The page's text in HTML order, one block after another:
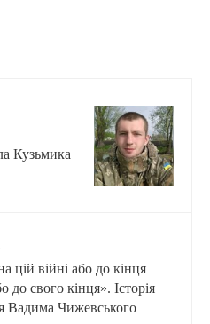
Кузьмика
цій війні або до кінця
до свого кінця». Історія
Вадима Чижевського